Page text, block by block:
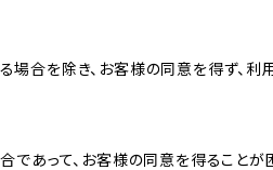
場合を除き、お客様の同意を得ず、
であって、お客様の同意を得ることが